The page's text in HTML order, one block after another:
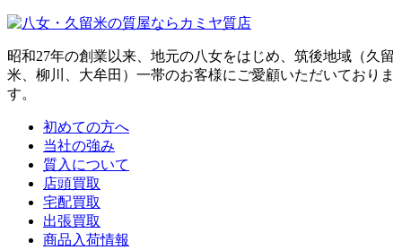
昭和27年の創業以来、地元の八女をはじめ、筑後地域（久留
米、柳川、大牟田）一帯のお客様にご愛顧いただいておりま
す。
初めての方へ
当社の強み
質入について
店頭買取
宅配買取
出張買取
商品入荷情報